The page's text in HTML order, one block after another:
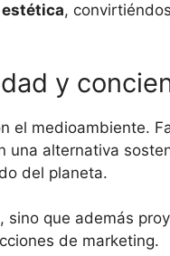
,
y
el medioambiente.
una alternativa
del planeta.
, sino que además
de marketing.